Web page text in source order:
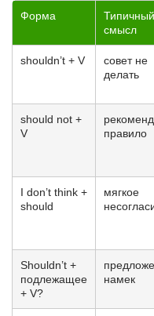
Форма
Типичный
смысл
shouldn’t + V
совет не
делать
should not +
V
правило
I don’t think +
should
мягкое
Shouldn’t +
подлежащее
+ V?
намек